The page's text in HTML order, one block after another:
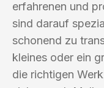
erfahrenen und
sind darauf
schonend zu
kleines oder ein
die richtigen